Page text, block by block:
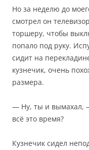
Но за неделю до
смотрел он
торшеру, чтобы
попало под руку.
сидит на
кузнечик, очень
размера.
— Ну, ты и вымахал,
всё это время?
Кузнечик сидел